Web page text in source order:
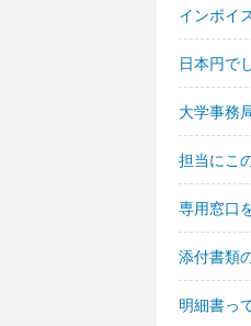
インボイ
日本円で
大学事務
担当にこ
専用窓口
添付書類
明細書っ